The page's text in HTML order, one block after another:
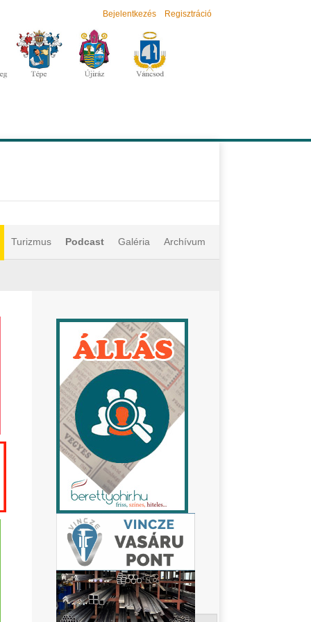
Bejelentkezés Regisztráció
Turizmus Podcast Galéria Archívum